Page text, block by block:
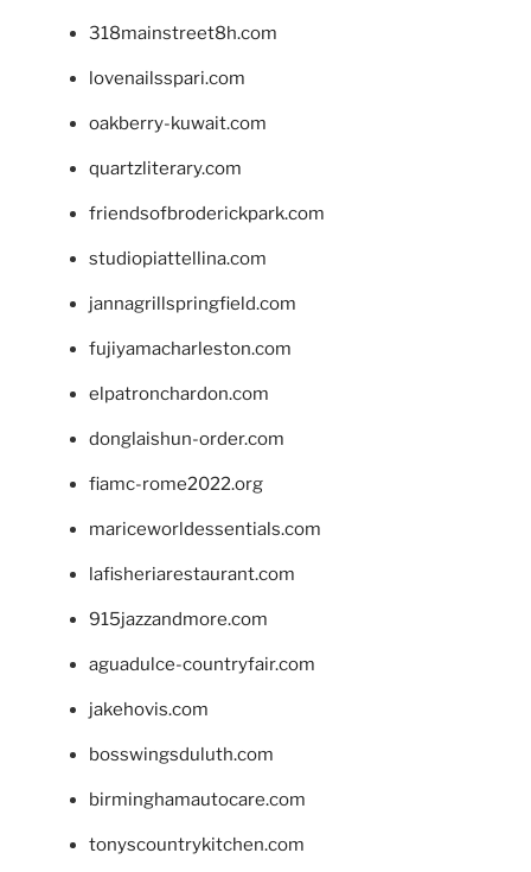
318mainstreet8h.com
lovenailsspari.com
oakberry-kuwait.com
quartzliterary.com
friendsofbroderickpark.com
studiopiattellina.com
jannagrillspringfield.com
fujiyamacharleston.com
elpatronchardon.com
donglaishun-order.com
fiamc-rome2022.org
mariceworldessentials.com
lafisheriarestaurant.com
915jazzandmore.com
aguadulce-countryfair.com
jakehovis.com
bosswingsduluth.com
birminghamautocare.com
tonyscountrykitchen.com